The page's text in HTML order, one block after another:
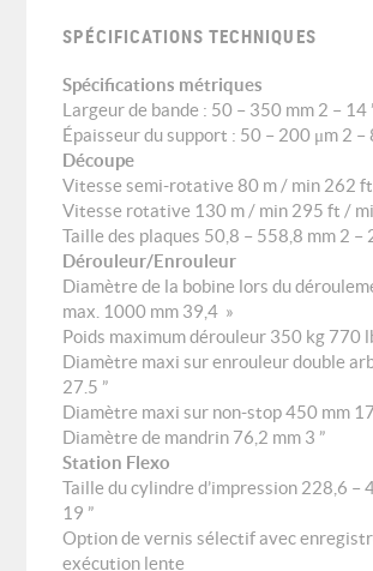
SPÉCIFICATIONS TECHNIQUES
Spécifications métriques
Largeur de bande : 50 – 350 mm 2 – 14
Épaisseur du support : 50 – 200 μm 2 –
Découpe
Vitesse semi-rotative 80 m / min 262
Vitesse rotative 130 m / min 295 ft /
Taille des plaques 50,8 – 558,8 mm 2 –
Dérouleur/Enrouleur
Diamètre de la bobine lors du
max. 1000 mm 39,4 »
Poids maximum dérouleur 350 kg 770
Diamètre maxi sur enrouleur double
27.5 ”
Diamètre maxi sur non-stop 450 mm
Diamètre de mandrin 76,2 mm 3 ”
Station Flexo
Taille du cylindre d’impression 228,6 –
19 ”
Option de vernis sélectif avec
exécution lente